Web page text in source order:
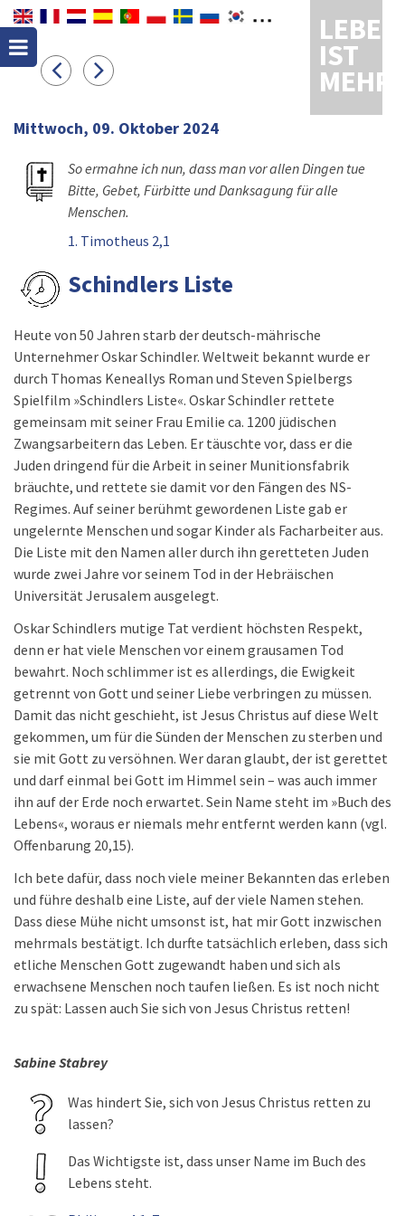
LEBEN
IST
MEHR
Mittwoch, 09. Oktober 2024
So ermahne ich nun, dass man vor allen Dingen tue
Bitte, Gebet, Fürbitte und Danksagung für alle
Menschen.
1. Timotheus 2,1
Schindlers Liste
Heute von 50 Jahren starb der deutsch-mährische
Unternehmer Oskar Schindler. Weltweit bekannt wurde er
durch Thomas Keneallys Roman und Steven Spielbergs
Spielfilm »Schindlers Liste«. Oskar Schindler rettete
gemeinsam mit seiner Frau Emilie ca. 1200 jüdischen
Zwangsarbeitern das Leben. Er täuschte vor, dass er die
Juden dringend für die Arbeit in seiner Munitionsfabrik
bräuchte, und rettete sie damit vor den Fängen des NS-
Regimes. Auf seiner berühmt gewordenen Liste gab er
ungelernte Menschen und sogar Kinder als Facharbeiter aus.
Die Liste mit den Namen aller durch ihn geretteten Juden
wurde zwei Jahre vor seinem Tod in der Hebräischen
Universität Jerusalem ausgelegt.
Oskar Schindlers mutige Tat verdient höchsten Respekt,
denn er hat viele Menschen vor einem grausamen Tod
bewahrt. Noch schlimmer ist es allerdings, die Ewigkeit
getrennt von Gott und seiner Liebe verbringen zu müssen.
Damit das nicht geschieht, ist Jesus Christus auf diese Welt
gekommen, um für die Sünden der Menschen zu sterben und
sie mit Gott zu versöhnen. Wer daran glaubt, der ist gerettet
und darf einmal bei Gott im Himmel sein – was auch immer
ihn auf der Erde noch erwartet. Sein Name steht im »Buch des
Lebens«, woraus er niemals mehr entfernt werden kann (vgl.
Offenbarung 20,15).
Ich bete dafür, dass noch viele meiner Bekannten das erleben
und führe deshalb eine Liste, auf der viele Namen stehen.
Dass diese Mühe nicht umsonst ist, hat mir Gott inzwischen
mehrmals bestätigt. Ich durfte tatsächlich erleben, dass sich
etliche Menschen Gott zugewandt haben und sich als
erwachsene Menschen noch taufen ließen. Es ist noch nicht
zu spät: Lassen auch Sie sich von Jesus Christus retten!
Sabine Stabrey
Was hindert Sie, sich von Jesus Christus retten zu
lassen?
Das Wichtigste ist, dass unser Name im Buch des
Lebens steht.